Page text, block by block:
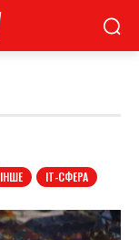
ІНШЕ ІТ-СФЕРА